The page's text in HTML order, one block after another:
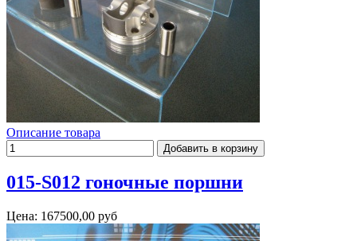
Описание товара
015-S012 гоночные поршни
Цена: 167500,00 руб